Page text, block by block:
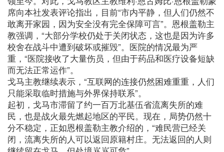
席向本社发表评论指出，目前“市内平静，但人们仍然不
敢离开家园，因为安全没有完全保障可言”。恩根盖勒主
教强调，“大部分学校仍处于关闭状态，这也是因为许多
校舍在战斗中遭到破坏或摧毁”。医院的情况最为严
重，“医院接收了大量伤员，但由于药品和医疗设备短缺
而无法正常运作”。
戈马主教继续表示，“互联网的连接仍然困难重重，人们
只能采取临时措施与外界保持联系”。
起初，戈马市滞留了约一百万北基伍省流离失所的难
民，也是战火最先燃起地区的平民。现在，局势仍然十
分不稳定，正如恩根盖勒主教介绍的，“难民营已经关
闭，流离失所的人可以返回原籍村庄。无法返回的人则